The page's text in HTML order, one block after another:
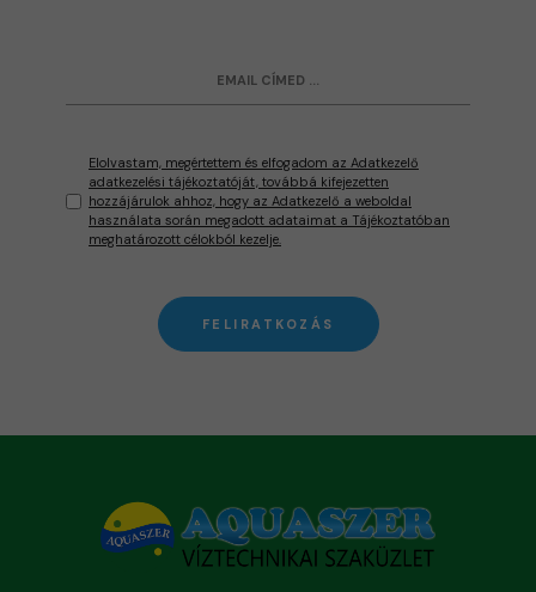
Elolvastam, megértettem és elfogadom az Adatkezelő
adatkezelési tájékoztatóját, továbbá kifejezetten
hozzájárulok ahhoz, hogy az Adatkezelő a weboldal
használata során megadott adataimat a Tájékoztatóban
meghatározott célokból kezelje.
FELIRATKOZÁS